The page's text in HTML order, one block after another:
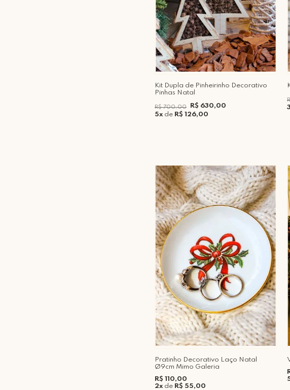
Kit Dupla de Pinheirinho Decorativo
Pinhas Natal
R$ 700,00
R$ 630,00
5xde R$ 126,00
Pratinho Decorativo Laço Natal
Ø9cm Mimo Galeria
R$ 110,00
2xde R$ 55,00